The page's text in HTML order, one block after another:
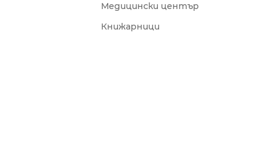
Медицински център
Книжарници